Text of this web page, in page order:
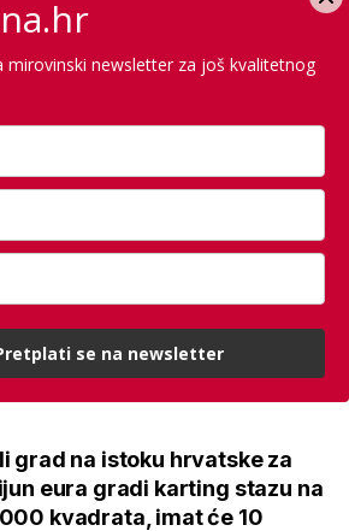
a samo je jednom bila tema
je 10 srednjoškolskih
u Karlovačkoj županiji
su 2026. upisali najbolji
grad na istoku hrvatske za
eura gradi karting stazu na
kvadrata, imat će 10
mirovinski newsletter za još kvalitetnog
se na newsletter